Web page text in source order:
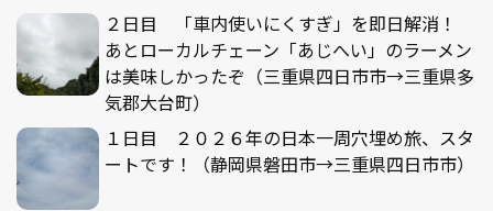
２日目 「車内使いにくすぎ」を即日解消！
あとローカルチェーン「あじへい」のラーメン
は美味しかったぞ（三重県四日市市→三重県多
気郡大台町）
１日目 ２０２６年の日本一周穴埋め旅、スタ
ートです！（静岡県磐田市→三重県四日市市）